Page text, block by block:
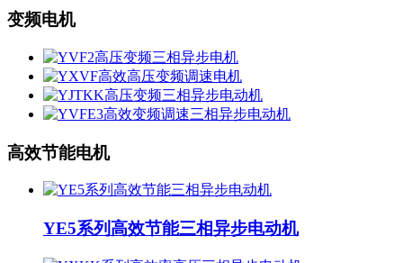
变频电机
高效节能电机
YE5系列高效节能三相异步电动机